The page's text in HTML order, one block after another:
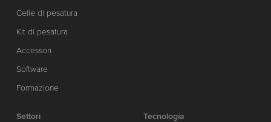
Celle di pesatura
Kit di pesatura
Accessori
Software
Formazione
Settori
Tecnologia